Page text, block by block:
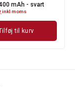
mAh - svart
inkl moms
til kurv